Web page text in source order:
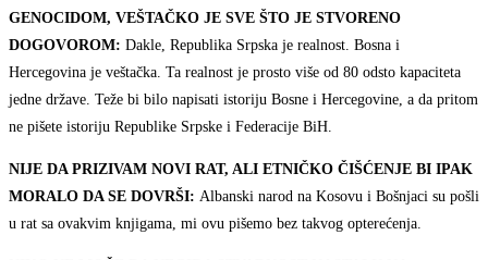
GENOCIDOM, VEŠTAČKO JE SVE ŠTO JE STVORENO
DOGOVOROM: Dakle, Republika Srpska je realnost. Bosna i
Hercegovina je veštačka. Ta realnost je prosto više od 80 odsto kapaciteta
jedne države. Teže bi bilo napisati istoriju Bosne i Hercegovine, a da pritom
ne pišete istoriju Republike Srpske i Federacije BiH.
NIJE DA PRIZIVAM NOVI RAT, ALI ETNIČKO ČIŠĆENJE BI IPAK
MORALO DA SE DOVRŠI: Albanski narod na Kosovu i Bošnjaci su pošli
u rat sa ovakvim knjigama, mi ovu pišemo bez takvog opterećenja.